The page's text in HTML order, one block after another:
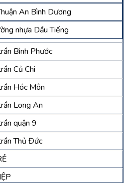
An Bình Dương
nhựa Dầu Tiếng
Bình Phước
Củ Chi
Hóc Môn
Long An
quận 9
Thủ Đức